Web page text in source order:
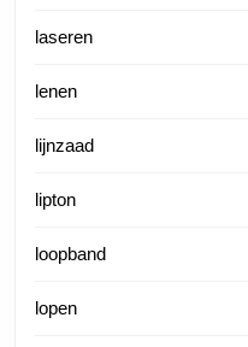
laseren
lenen
lijnzaad
lipton
loopband
lopen